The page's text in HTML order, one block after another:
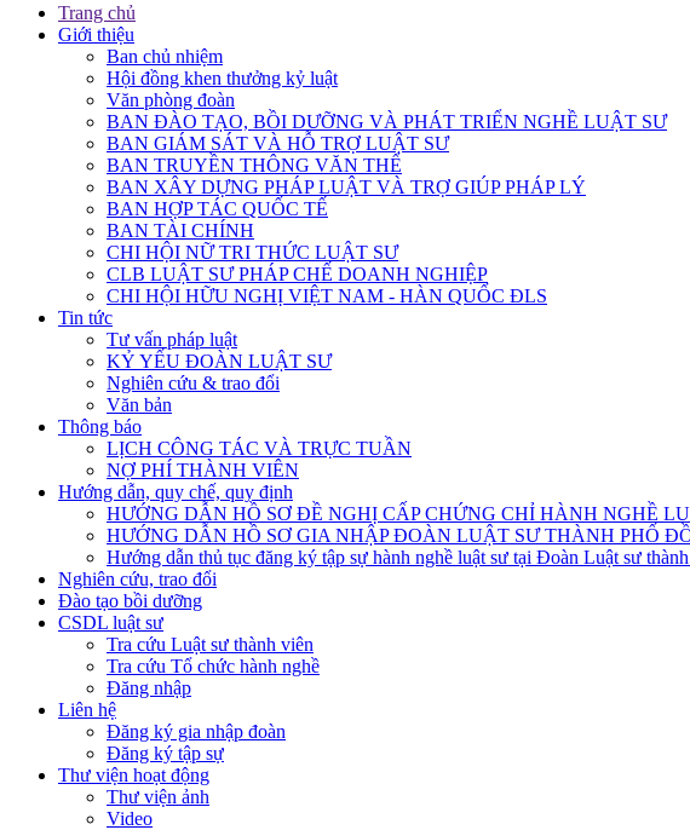
Trang chủ
Giới thiệu
Ban chủ nhiệm
Hội đồng khen thưởng kỷ luật
Văn phòng đoàn
BAN ĐÀO TẠO, BỒI DƯỠNG VÀ PHÁT TRIỂN NGHỀ LUẬT SƯ
BAN GIÁM SÁT VÀ HỖ TRỢ LUẬT SƯ
BAN TRUYỀN THÔNG VĂN THỂ
BAN XÂY DỰNG PHÁP LUẬT VÀ TRỢ GIÚP PHÁP LÝ
BAN HỢP TÁC QUỐC TẾ
BAN TÀI CHÍNH
CHI HỘI NỮ TRI THỨC LUẬT SƯ
CLB LUẬT SƯ PHÁP CHẾ DOANH NGHIỆP
CHI HỘI HỮU NGHỊ VIỆT NAM - HÀN QUỐC ĐLS
Tin tức
Tư vấn pháp luật
KỶ YẾU ĐOÀN LUẬT SƯ
Nghiên cứu & trao đổi
Văn bản
Thông báo
LỊCH CÔNG TÁC VÀ TRỰC TUẦN
NỢ PHÍ THÀNH VIÊN
Hướng dẫn, quy chế, quy định
HƯỚNG DẪN HỒ SƠ ĐỀ NGHỊ CẤP CHỨNG CHỈ HÀNH NGHỀ
HƯỚNG DẪN HỒ SƠ GIA NHẬP ĐOÀN LUẬT SƯ THÀNH PHỐ
Hướng dẫn thủ tục đăng ký tập sự hành nghề luật sư tại Đoàn Luật sư
Nghiên cứu, trao đổi
Đào tạo bồi dưỡng
CSDL luật sư
Tra cứu Luật sư thành viên
Tra cứu Tổ chức hành nghề
Đăng nhập
Liên hệ
Đăng ký gia nhập đoàn
Đăng ký tập sự
Thư viện hoạt động
Thư viện ảnh
Video